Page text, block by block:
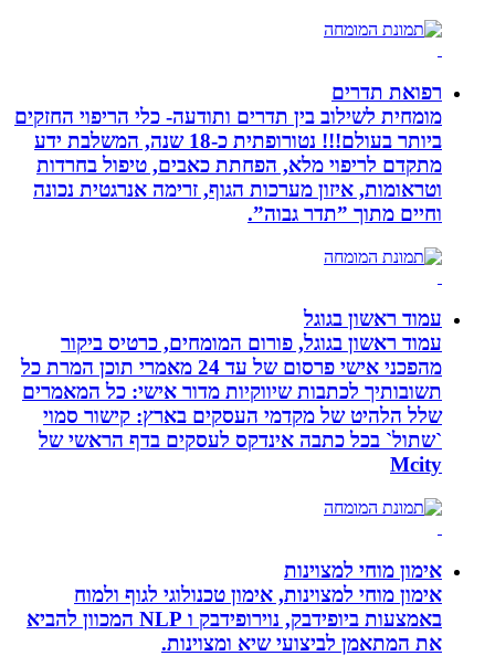
רפואת תדרים
מומחית לשילוב בין תדרים ותודעה- כלי הריפוי החזקים
ביותר בעולם!!! נטורופתית כ-18 שנה, המשלבת ידע
מתקדם לריפוי מלא, הפחתת כאבים, טיפול בחרדות
וטראומות, איזון מערכות הגוף, זרימה אנרגטית נכונה
וחיים מתוך ”תדר גבוה”.
עמוד ראשון בגוגל
עמוד ראשון בגוגל, פורום המומחים, כרטיס ביקור
מהפכני אישי פרסום של עד 24 מאמרי תוכן המרת כל
תשובותיך לכתבות שיווקיות מדור אישי: כל המאמרים
שלל הלהיט של מקדמי העסקים בארץ: קישור סמוי
`שתול` בכל כתבה אינדקס לעסקים בדף הראשי של
Mcity
אימון מוחי למצוינות
אימון מוחי למצוינות, אימון טכנולוגי לגוף ולמוח
באמצעות ביופידבק, נוירופידבק ו NLP המכוון להביא
את המתאמן לביצועי שיא ומצוינות.